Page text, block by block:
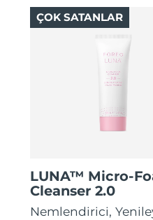
LUNA™ Micro-
Cleanser 2.0
Nemlendirici,
ÇOK SATANLAR